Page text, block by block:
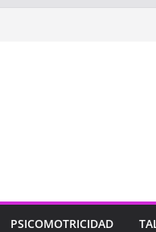
PSICOMOTRICIDAD